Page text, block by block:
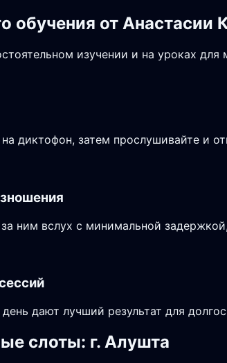
обучения от Анастасии
изучении и на уроках
диктофон, затем прослушивайте и
ним вслух с минимальной
дают лучший результат для
слоты: г. Алушта